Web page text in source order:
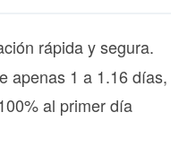
rápida y segura.
apenas 1 a 1.16 días,
al primer día